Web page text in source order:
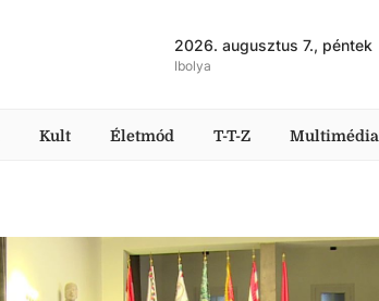
2026. augusztus 7., péntek
Ibolya
Kult Életmód T-T-Z Multimédia